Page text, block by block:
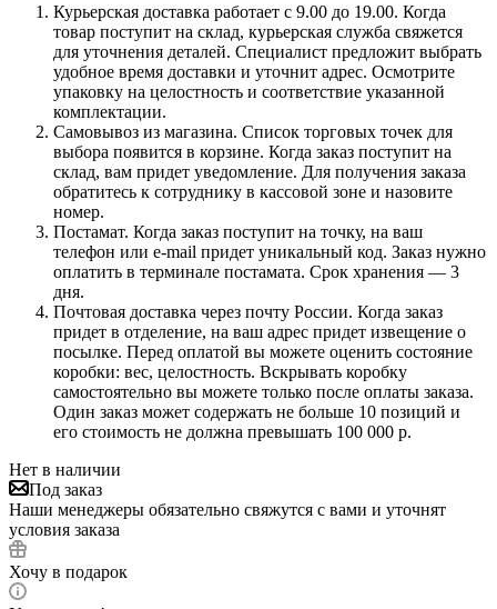
Курьерская доставка работает с 9.00 до 19.00. Когда
товар поступит на склад, курьерская служба свяжется
для уточнения деталей. Специалист предложит выбрать
удобное время доставки и уточнит адрес. Осмотрите
упаковку на целостность и соответствие указанной
комплектации.
Самовывоз из магазина. Список торговых точек для
выбора появится в корзине. Когда заказ поступит на
склад, вам придет уведомление. Для получения заказа
обратитесь к сотруднику в кассовой зоне и назовите
номер.
Постамат. Когда заказ поступит на точку, на ваш
телефон или e-mail придет уникальный код. Заказ нужно
оплатить в терминале постамата. Срок хранения — 3
дня.
Почтовая доставка через почту России. Когда заказ
придет в отделение, на ваш адрес придет извещение о
посылке. Перед оплатой вы можете оценить состояние
коробки: вес, целостность. Вскрывать коробку
самостоятельно вы можете только после оплаты заказа.
Один заказ может содержать не больше 10 позиций и
его стоимость не должна превышать 100 000 р.
Нет в наличии
Под заказ
Наши менеджеры обязательно свяжутся с вами и уточнят
условия заказа
Хочу в подарок